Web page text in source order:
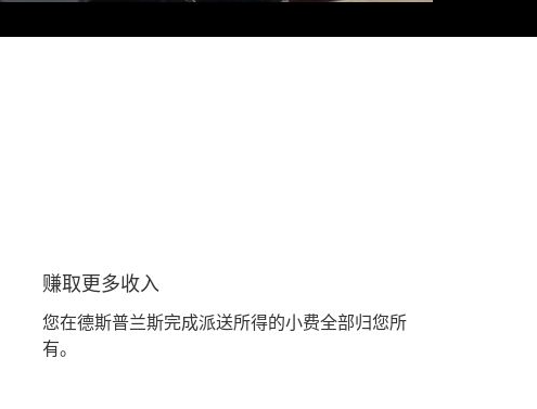
赚取更多收入
您在德斯普兰斯完成派送所得的小费全部归您所
有。